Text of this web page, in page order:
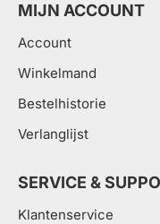
MIJN ACCOUNT
Account
Winkelmand
Bestelhistorie
Verlanglijst
SERVICE &
Klantenservice